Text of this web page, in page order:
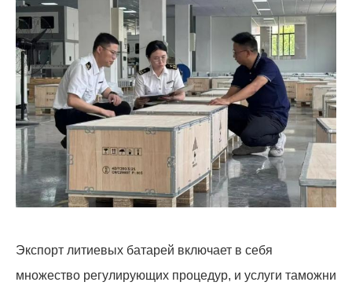
Экспорт литиевых батарей включает в себя
множество регулирующих процедур, и услуги таможни